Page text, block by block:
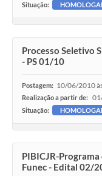
Situação:
Processo Seletivo
- PS 01/10
Postagem: 10/06/2010
Realização a partir de:
Situação:
PIBICJR-
Funec - Edital 02/